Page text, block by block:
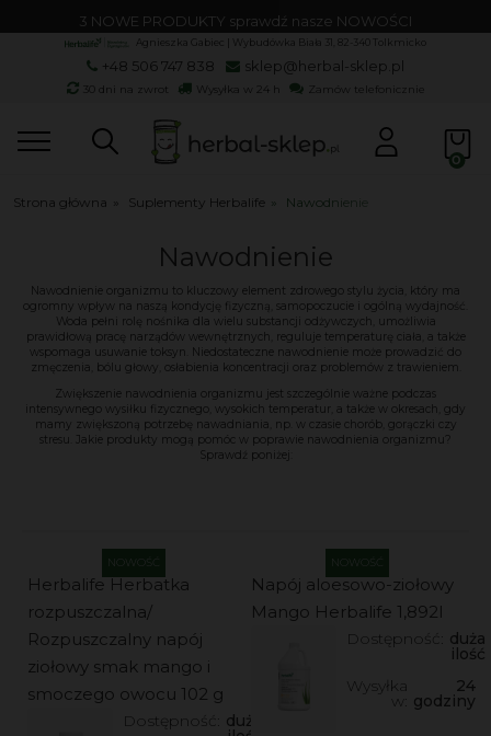
3 NOWE PRODUKTY sprawdź nasze NOWOŚCI
Agnieszka Gabiec | Wybudówka Biała 31, 82-340 Tolkmicko
+48 506 747 838 sklep@herbal-sklep.pl
30 dni na zwrot Wysyłka w 24 h Zamów telefonicznie
Strona główna Suplementy Herbalife Nawodnienie
Nawodnienie
Nawodnienie organizmu to kluczowy element zdrowego stylu życia, który ma
ogromny wpływ na naszą kondycję fizyczną, samopoczucie i ogólną wydajność.
Woda pełni rolę nośnika dla wielu substancji odżywczych, umożliwia
prawidłową pracę narządów wewnętrznych, reguluje temperaturę ciała, a także
wspomaga usuwanie toksyn. Niedostateczne nawodnienie może prowadzić do
zmęczenia, bólu głowy, osłabienia koncentracji oraz problemów z trawieniem.
Zwiększenie nawodnienia organizmu jest szczególnie ważne podczas
intensywnego wysiłku fizycznego, wysokich temperatur, a także w okresach, gdy
mamy zwiększoną potrzebę nawadniania, np. w czasie chorób, gorączki czy
stresu. Jakie produkty mogą pomóc w poprawie nawodnienia organizmu?
Sprawdź poniżej:
Herbalife Herbatka
rozpuszczalna/
Rozpuszczalny napój
ziołowy smak mango i
smoczego owocu 102 g
Dostępność: duża
NOWOŚĆ
Napój aloesowo-ziołowy
Mango Herbalife 1,892l
Dostępność: duża
ilość
Wysyłka
w:
24
godziny
NOWOŚĆ